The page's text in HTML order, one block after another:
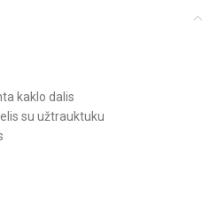
kaklo dalis
su užtrauktuku